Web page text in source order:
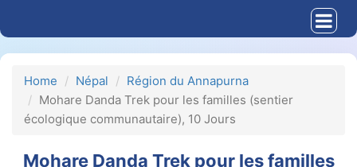
Home Népal
Région du Annapurna
Mohare Danda Trek pour les familles (sentier
écologique communautaire), 10 Jours
Mohare Danda Trek pour les familles